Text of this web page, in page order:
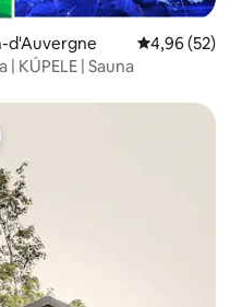
d'Auvergne Priemerné
4,96 (52)
KÚPELE | Sauna